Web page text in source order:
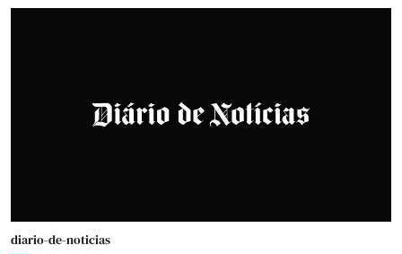
diario-de-noticias